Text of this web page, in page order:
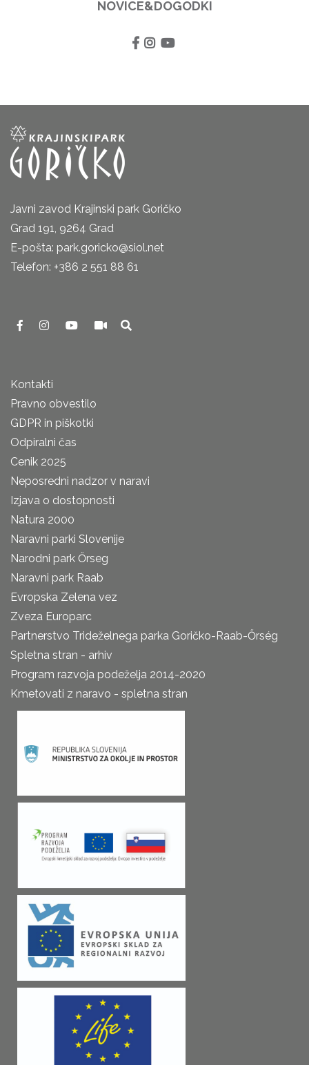
NOVICE&DOGODKI
Javni zavod Krajinski park Goričko
Grad 191, 9264 Grad
E-pošta: park.goricko@siol.net
Telefon: +386 2 551 88 61
Kontakti
Pravno obvestilo
GDPR in piškotki
Odpiralni čas
Cenik 2025
Neposredni nadzor v naravi
Izjava o dostopnosti
Natura 2000
Naravni parki Slovenije
Narodni park Őrseg
Naravni park Raab
Evropska Zelena vez
Zveza Europarc
Partnerstvo Trideželnega parka Goričko-Raab-Őrség
Spletna stran - arhiv
Program razvoja podeželja 2014-2020
Kmetovati z naravo - spletna stran